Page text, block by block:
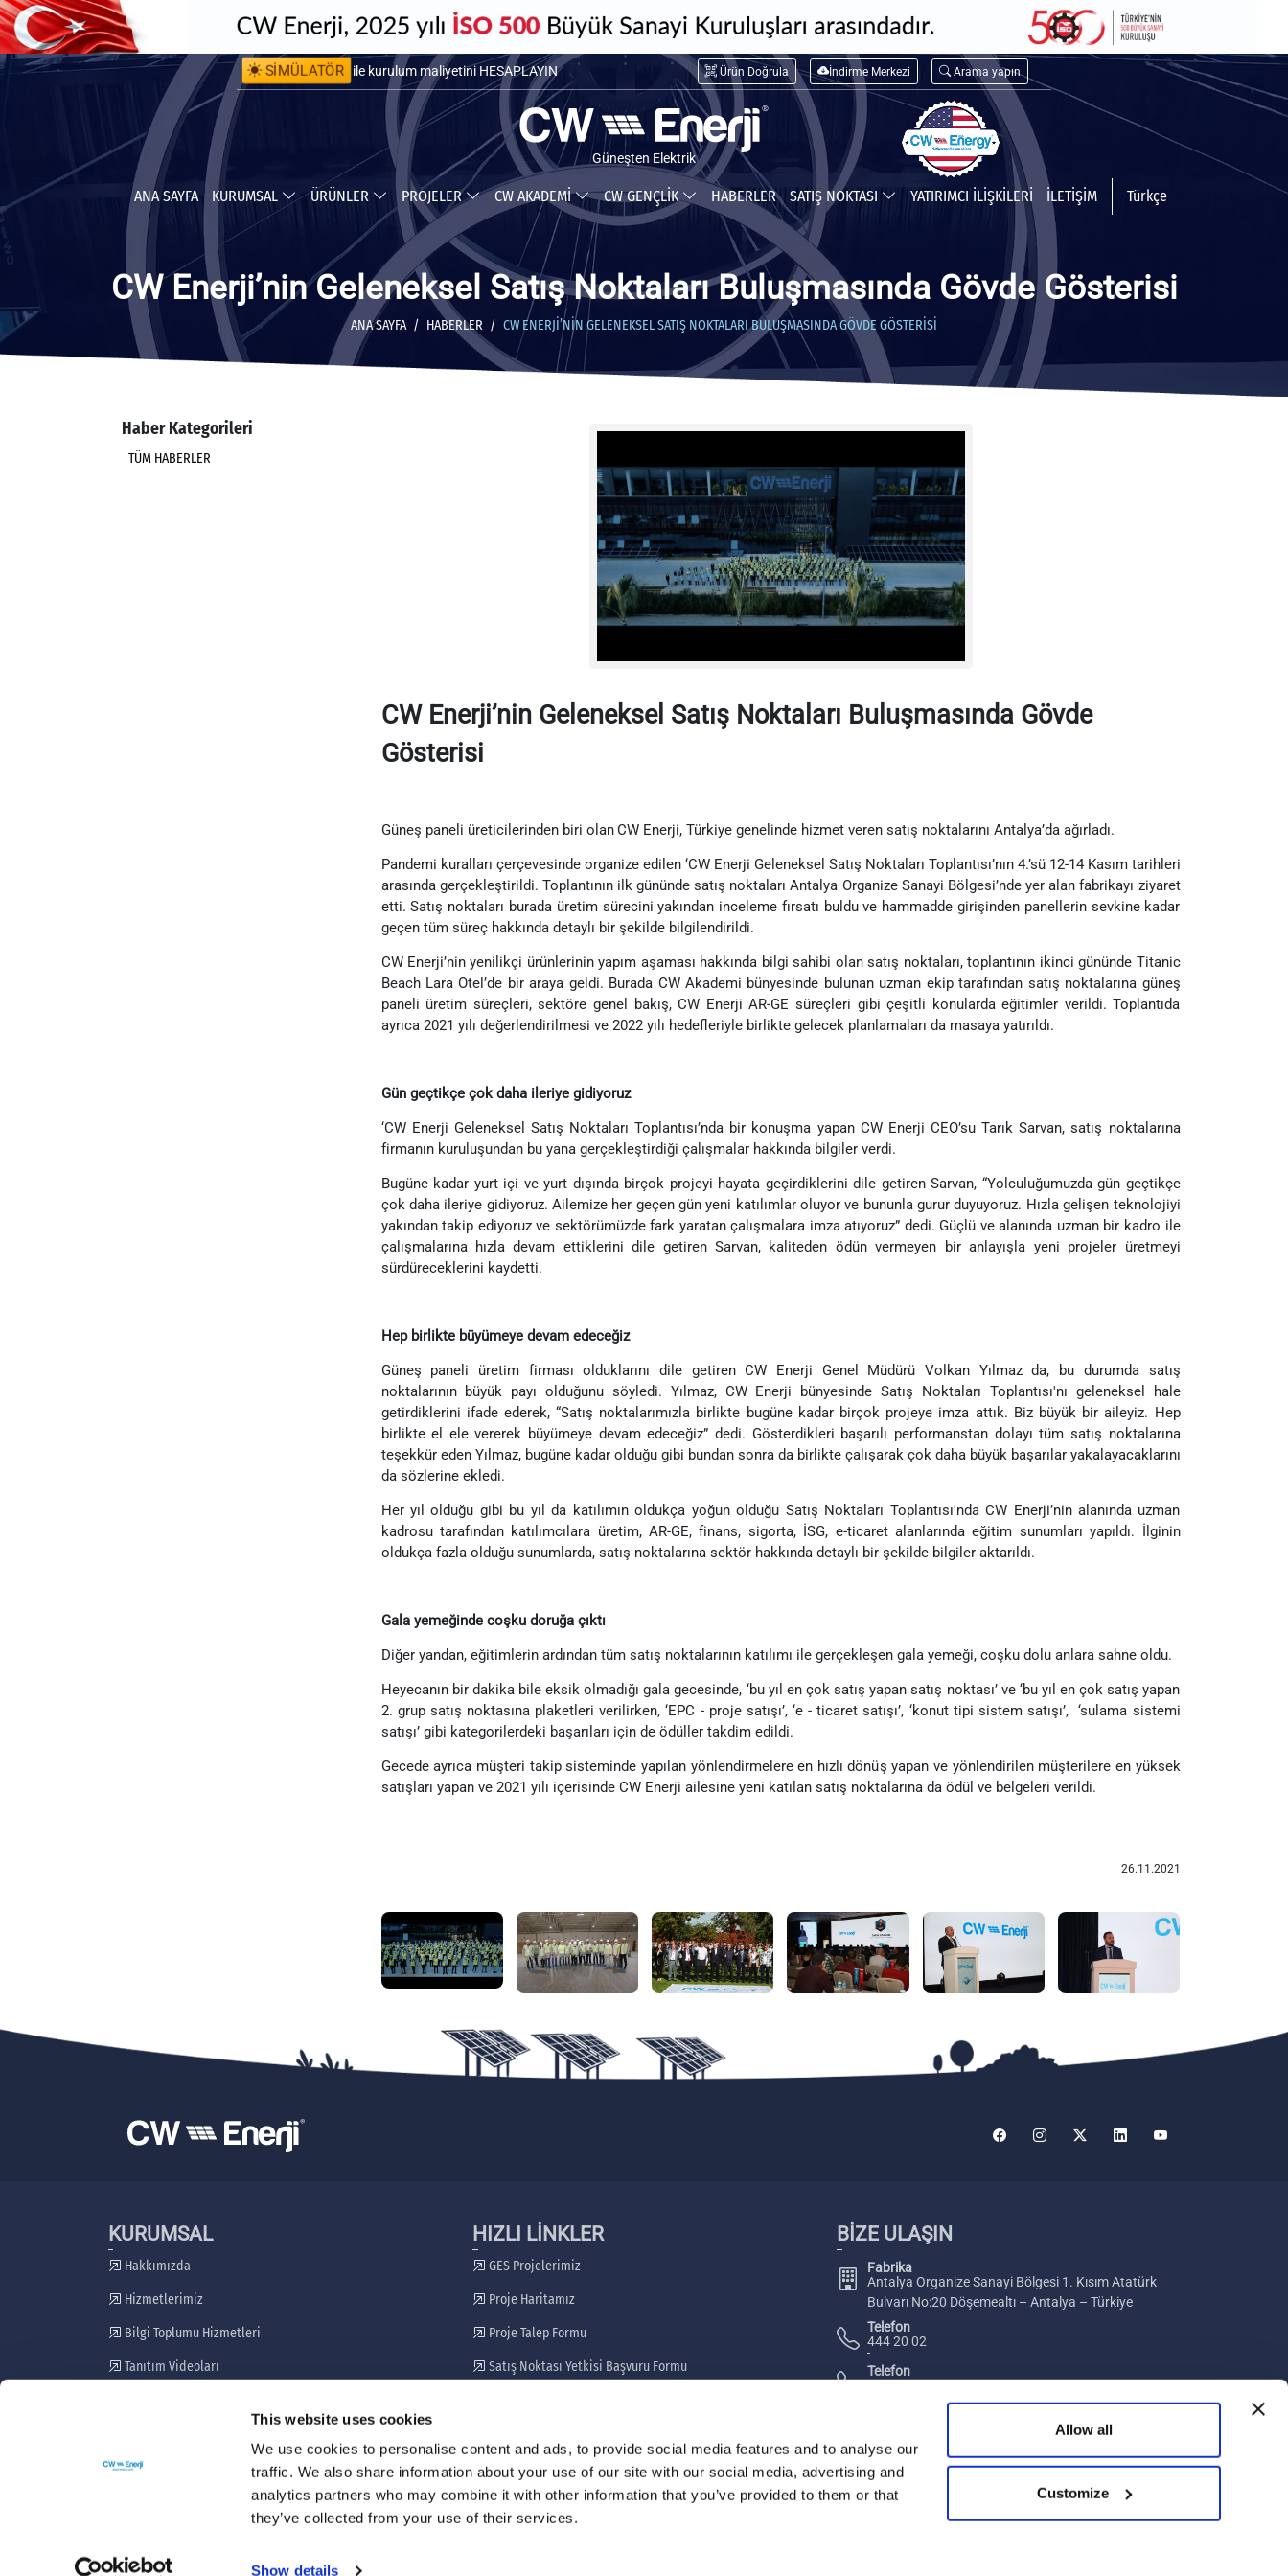
This website uses cookies
We use cookies to personalise content and ads, to provide social media features and to analyse our
traffic. We also share information about your use of our site with our social media, advertising and
analytics partners who may combine it with other information that you’ve provided to them or that
they’ve collected from your use of their services.
Show details
Allow all
Customize
SİMÜLATÖR
ile kurulum maliyetini HESAPLAYIN
ile yapabileceğiniz tasarrufu HESAPLAYIN
Ürün Doğrula İndirme Merkezi Arama yapın
Güneşten Elektrik
ANA SAYFA KURUMSAL ÜRÜNLER PROJELER CW AKADEMİ CW GENÇLİK HABERLER SATIŞ NOKTASI YATIRIMCI İLİŞKİLERİ İLETİŞİM Türkçe
CW Enerji’nin Geleneksel Satış Noktaları Buluşmasında Gövde Gösterisi
ANA SAYFA HABERLER CW ENERJI’NIN GELENEKSEL SATIŞ NOKTALARI BULUŞMASINDA GÖVDE GÖSTERISI
Haber Kategorileri
TÜM HABERLER
CW Enerji’nin Geleneksel Satış Noktaları Buluşmasında Gövde
Gösterisi
Güneş paneli üreticilerinden biri olanCW Enerji, Türkiye genelinde hizmet veren satış noktalarını Antalya’da ağırladı.
Pandemi kuralları çerçevesinde organize edilen ‘CW Enerji Geleneksel Satış Noktaları Toplantısı’nın 4.’sü 12-14 Kasım tarihleri
arasında gerçekleştirildi. Toplantının ilk gününde satış noktaları Antalya Organize Sanayi Bölgesi’nde yer alan fabrikayı ziyaret
etti. Satış noktaları burada üretim sürecini yakından inceleme fırsatı buldu ve hammadde girişinden panellerin sevkine kadar
geçen tüm süreç hakkında detaylı bir şekilde bilgilendirildi.
CW Enerji’nin yenilikçi ürünlerinin yapım aşaması hakkında bilgi sahibi olan satış noktaları, toplantının ikinci gününde Titanic
Beach Lara Otel’de bir araya geldi. Burada CW Akademi bünyesinde bulunan uzman ekip tarafından satış noktalarına güneş
paneli üretim süreçleri, sektöre genel bakış, CW Enerji AR­-GE süreçleri gibi çeşitli konularda eğitimler verildi. Toplantıda
ayrıca 2021 yılı değerlendirilmesi ve 2022 yılı hedefleriyle birlikte gelecek planlamaları da masaya yatırıldı.
Gün geçtikçe çok daha ileriye gidiyoruz
‘CW Enerji Geleneksel Satış Noktaları Toplantısı’nda bir konuşma yapan CW Enerji CEO’su Tarık Sarvan, satış noktalarına
firmanın kuruluşundan bu yana gerçekleştirdiği çalışmalar hakkında bilgiler verdi.
Bugüne kadar yurt içi ve yurt dışında birçok projeyi hayata geçirdiklerini dile getiren Sarvan, “Yolculuğumuzda gün geçtikçe
çok daha ileriye gidiyoruz. Ailemize her geçen gün yeni katılımlar oluyor ve bununla gurur duyuyoruz. Hızla gelişen teknolojiyi
yakından takip ediyoruz ve sektörümüzde fark yaratan çalışmalara imza atıyoruz” dedi. Güçlü ve alanında uzman bir kadro ile
çalışmalarına hızla devam ettiklerini dile getiren Sarvan, kaliteden ödün vermeyen bir anlayışla yeni projeler üretmeyi
sürdüreceklerini kaydetti.
Hep birlikte büyümeye devam edeceğiz
Güneş paneli üretim firması olduklarını dile getiren CW Enerji Genel Müdürü Volkan Yılmaz da, bu durumda satış
noktalarının büyük payı olduğunu söyledi. Yılmaz, CW Enerji bünyesinde Satış Noktaları Toplantısı'nı geleneksel hale
getirdiklerini ifade ederek, “Satış noktalarımızla birlikte bugüne kadar birçok projeye imza attık. Biz büyük bir aileyiz. Hep
birlikte el ele vererek büyümeye devam edeceğiz” dedi. Gösterdikleri başarılı performanstan dolayı tüm satış noktalarına
teşekkür eden Yılmaz, bugüne kadar olduğu gibi bundan sonra da birlikte çalışarak çok daha büyük başarılar yakalayacaklarını
da sözlerine ekledi.
Her yıl olduğu gibi bu yıl da katılımın oldukça yoğun olduğu Satış Noktaları Toplantısı'nda CW Enerji’nin alanında uzman
kadrosu tarafından katılımcılara üretim, AR-GE, finans, sigorta, İSG, e-ticaret alanlarında eğitim sunumları yapıldı. İlginin
oldukça fazla olduğu sunumlarda, satış noktalarına sektör hakkında detaylı bir şekilde bilgiler aktarıldı.
Gala yemeğinde coşku doruğa çıktı
Diğer yandan, eğitimlerin ardından tüm satış noktalarının katılımı ile gerçekleşen gala yemeği, coşku dolu anlara sahne oldu.
Heyecanın bir dakika bile eksik olmadığı gala gecesinde, ‘bu yıl en çok satış yapan satış noktası’ ve ‘bu yıl en çok satış yapan
2. grup satış noktasına plaketleri verilirken, ‘EPC - proje satışı’, ‘e - ticaret satışı’, ‘konut tipi sistem satışı’, ‘sulama sistemi
satışı’ gibi kategorilerdeki başarıları için de ödüller takdim edildi.
Gecede ayrıca müşteri takip sisteminde yapılan yönlendirmelere en hızlı dönüş yapan ve yönlendirilen müşterilere en yüksek
satışları yapan ve 2021 yılı içerisinde CW Enerji ailesine yeni katılan satış noktalarına da ödül ve belgeleri verildi.
26.11.2021
KURUMSAL
Hakkımızda
Hizmetlerimiz
Bilgi Toplumu Hizmetleri
Tanıtım Videoları
HIZLI LİNKLER
GES Projelerimiz
Proje Haritamız
Proje Talep Formu
Satış Noktası Yetkisi Başvuru Formu
BİZE ULAŞIN
Fabrika
Antalya Organize Sanayi Bölgesi 1. Kısım Atatürk
Bulvarı No:20 Döşemealtı – Antalya – Türkiye
Telefon
444 20 02
Telefon
+ 90 242 229 00 74
E-posta
[email protected]
Merhaba, size nasıl yardımcı